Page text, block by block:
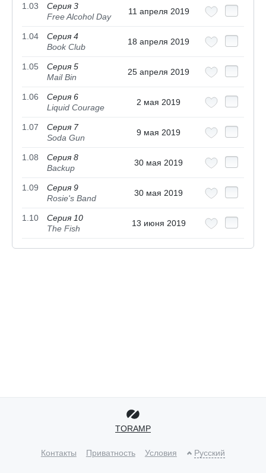
1.03
Серия 3
Free Alcohol Day
11 апреля 2019
1.04
Серия 4
Book Club
18 апреля 2019
1.05
Серия 5
Mail Bin
25 апреля 2019
1.06
Серия 6
Liquid Courage
2 мая 2019
1.07
Серия 7
Soda Gun
9 мая 2019
1.08
Серия 8
Backup
30 мая 2019
1.09
Серия 9
Rosie's Band
30 мая 2019
1.10
Серия 10
The Fish
13 июня 2019
TORAMP
Контакты Приватность Условия Русский